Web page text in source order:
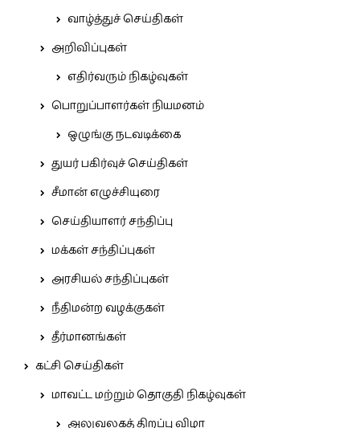
வாழ்த்துச் செய்திகள்
அறிவிப்புகள்
எதிர்வரும் நிகழ்வுகள்
பொறுப்பாளர்கள் நியமனம்
ஒழுங்கு நடவடிக்கை
துயர் பகிர்வுச் செய்திகள்
சீமான் எழுச்சியுரை
செய்தியாளர் சந்திப்பு
மக்கள் சந்திப்புகள்
அரசியல் சந்திப்புகள்
நீதிமன்ற வழக்குகள்
தீர்மானங்கள்
கட்சி செய்திகள்
மாவட்ட மற்றும் தொகுதி நிகழ்வுகள்
அலுவலகத் திறப்பு விழா